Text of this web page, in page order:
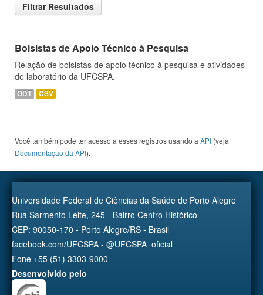
Filtrar Resultados
Bolsistas de Apoio Técnico à Pesquisa
Relação de bolsistas de apoio técnico à pesquisa e atividades
de laboratório da UFCSPA.
ODT CSV
Você também pode ter acesso a esses registros usando a API (veja
Documentação da API).
Universidade Federal de Ciências da Saúde de Porto Alegre
Rua Sarmento Leite, 245 - Bairro Centro Histórico
CEP: 90050-170 - Porto Alegre/RS - Brasil
facebook.com/UFCSPA - @UFCSPA_oficial
Fone +55 (51) 3303-9000
Desenvolvido pelo